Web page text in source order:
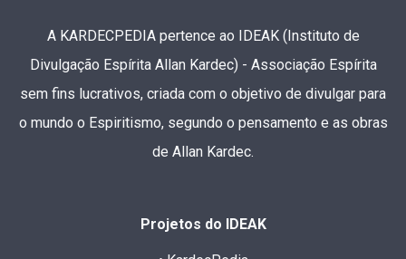
A KARDECPEDIA pertence ao IDEAK (Instituto de
Divulgação Espírita Allan Kardec) - Associação Espírita
sem fins lucrativos, criada com o objetivo de divulgar para
o mundo o Espiritismo, segundo o pensamento e as obras
de Allan Kardec.
Projetos do IDEAK